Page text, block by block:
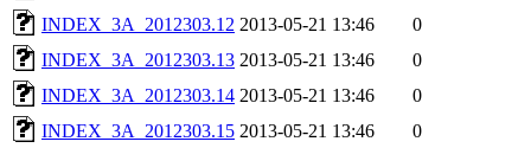
INDEX_3A_2012303.12 2013-05-21 13:46
0
INDEX_3A_2012303.13 2013-05-21 13:46
0
INDEX_3A_2012303.14 2013-05-21 13:46
0
INDEX_3A_2012303.15 2013-05-21 13:46 0